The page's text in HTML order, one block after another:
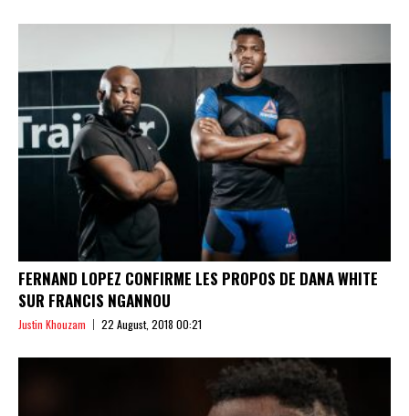
FERNAND LOPEZ CONFIRME LES PROPOS DE DANA WHITE
SUR FRANCIS NGANNOU
Justin Khouzam 22 August, 2018 00:21